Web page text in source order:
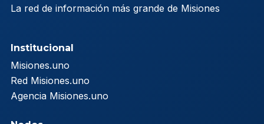
La red de información más grande de Misiones
Institucional
Misiones.uno
Red Misiones.uno
Agencia Misiones.uno